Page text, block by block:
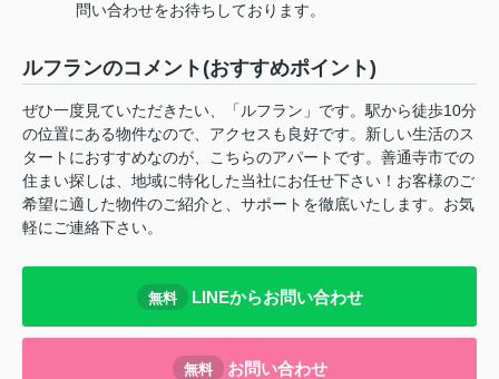
問い合わせをお待ちしております。
ルフランのコメント(おすすめポイント)
ぜひ一度見ていただきたい、「ルフラン」です。駅から徒歩10分
の位置にある物件なので、アクセスも良好です。新しい生活のス
タートにおすすめなのが、こちらのアパートです。善通寺市での
住まい探しは、地域に特化した当社にお任せ下さい！お客様のご
希望に適した物件のご紹介と、サポートを徹底いたします。お気
軽にご連絡下さい。
無料 LINEからお問い合わせ
無料 お問い合わせ